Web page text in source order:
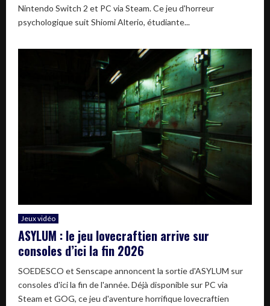
Nintendo Switch 2 et PC via Steam. Ce jeu d'horreur
psychologique suit Shiomi Alterio, étudiante...
Jeux vidéo
ASYLUM : le jeu lovecraftien arrive sur
consoles d’ici la fin 2026
SOEDESCO et Senscape annoncent la sortie d'ASYLUM sur
consoles d'ici la fin de l'année. Déjà disponible sur PC via
Steam et GOG, ce jeu d'aventure horrifique lovecraftien